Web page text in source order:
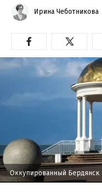
Ирина Чеботникова
Оккупированный Бердянск